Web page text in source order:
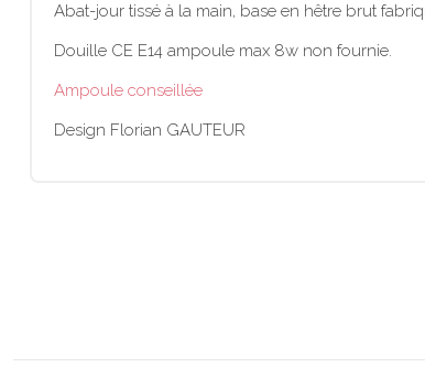
Abat-jour tissé à la main, base en hêtre brut
Douille CE E14 ampoule max 8w non fournie.
Ampoule conseillée
Design Florian GAUTEUR